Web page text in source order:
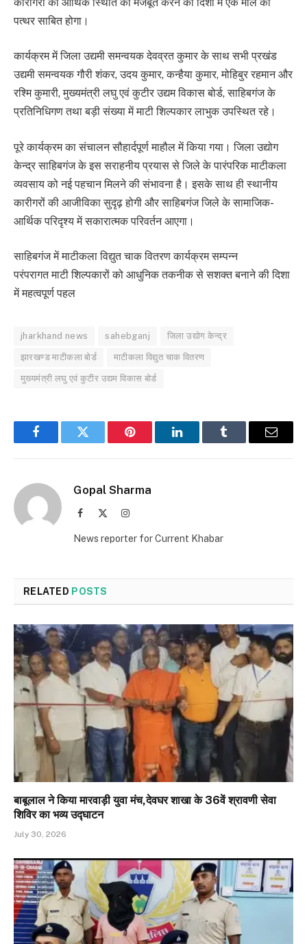
पत्थर साबित होगा।
कार्यक्रम में जिला उद्यमी समन्वयक देवव्रत कुमार के साथ सभी प्रखंड
उद्यमी समन्वयक गौरी शंकर, उदय कुमार, कन्हैया कुमार, मोहिबुर रहमान और
रश्मि कुमारी, मुख्यमंत्री लघु एवं कुटीर उद्यम विकास बोर्ड, साहिबगंज के
प्रतिनिधिगण तथा बड़ी संख्या में माटी शिल्पकार लाभुक उपस्थित रहे।
पूरे कार्यक्रम का संचालन सौहार्दपूर्ण माहौल में किया गया। जिला उद्योग
केन्द्र साहिबगंज के इस सराहनीय प्रयास से जिले के पारंपरिक माटीकला
व्यवसाय को नई पहचान मिलने की संभावना है। इसके साथ ही स्थानीय
कारीगरों की आजीविका सुदृढ़ होगी और साहिबगंज जिले के सामाजिक-
आर्थिक परिदृश्य में सकारात्मक परिवर्तन आएगा।
साहिबगंज में माटीकला विद्युत चाक वितरण कार्यक्रम सम्पन्न
परंपरागत माटी शिल्पकारों को आधुनिक तकनीक से सशक्त बनाने की दिशा
में महत्वपूर्ण पहल
jharkhand news sahebganj जिला उद्योग केन्द्र
झारखण्ड माटीकला बोर्ड माटीकला विद्युत चाक वितरण
मुख्यमंत्री लघु एवं कुटीर उद्यम विकास बोर्ड
FacebookTwitter Pinterest LinkedInTumblr Email
Gopal Sharma
Facebook Instagram
News reporter for Current Khabar
RELATED POSTS
बाबूलाल ने किया मारवाड़ी युवा मंच,देवघर शाखा के 36वें श्रावणी सेवा
शिविर का भव्य उद्घाटन
July 30, 2026